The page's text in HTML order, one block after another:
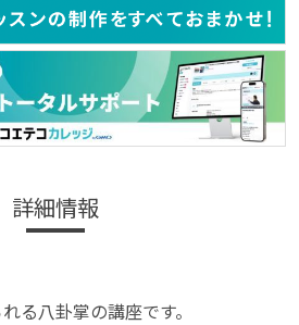
詳細情報
る八卦掌の講座です。